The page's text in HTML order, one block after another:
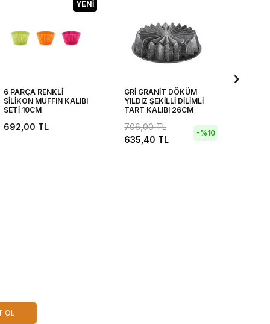
YENI
6 PARÇA RENKLİ
SİLİKON MUFFIN KALIBI
SETİ 10CM
692,00 TL
GRİ GRANİT DÖKÜM
YILDIZ ŞEKİLLİ DİLİMLİ
TART KALIBI 26CM
706,00TL
635,40 TL
-%10
OL